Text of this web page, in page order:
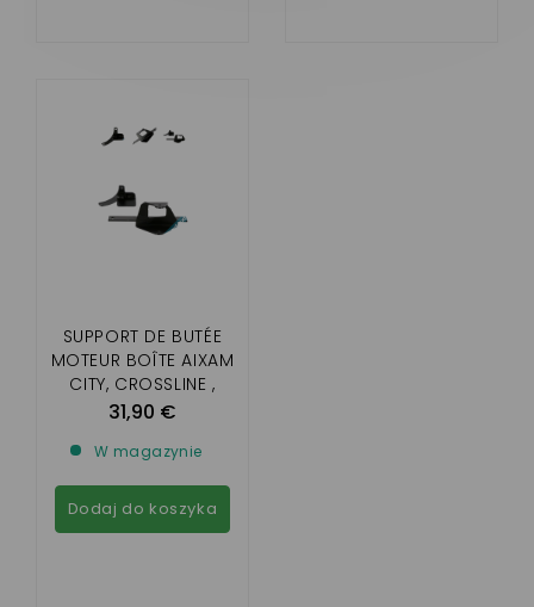
SUPPORT DE BUTÉE
MOTEUR BOÎTE AIXAM
CITY, CROSSLINE ,
COUPÉ, CROSSOVER,
2ÈME MONTAGE,
VISION ET SENSATION
)
31,90 €
W magazynie
Dodaj do koszyka